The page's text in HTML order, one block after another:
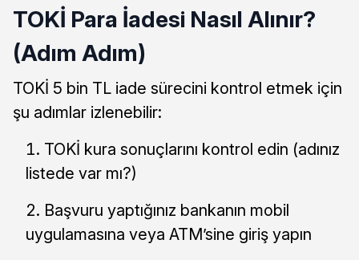
TOKİ Para İadesi Nasıl Alınır?
(Adım Adım)
TOKİ 5 bin TL iade sürecini kontrol etmek için
şu adımlar izlenebilir:
TOKİ kura sonuçlarını kontrol edin (adınız
listede var mı?)
Başvuru yaptığınız bankanın mobil
uygulamasına veya ATM’sine giriş yapın